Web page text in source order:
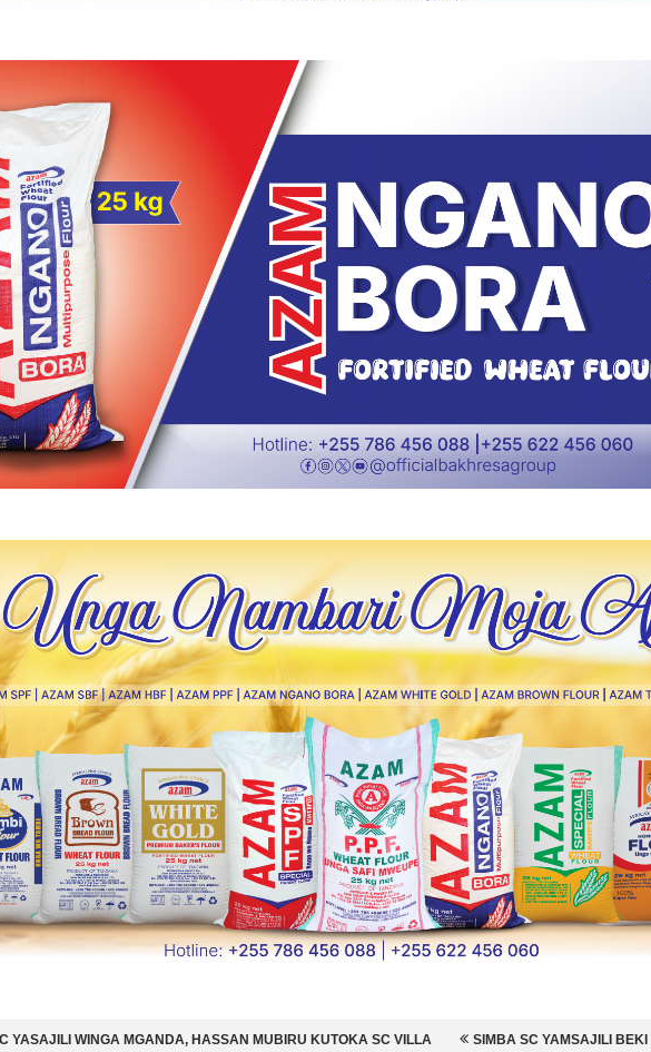
HASSAN MUBIRU KUTOKA SC VILLA SIMBA SC YAMSAJILI BEKI WA AZAM FC NATHANIEL